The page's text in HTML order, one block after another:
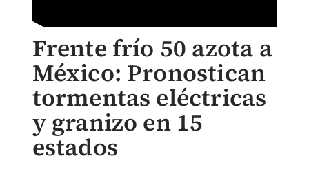
Frente frío 50 azota a
México: Pronostican
tormentas eléctricas
y granizo en 15
estados